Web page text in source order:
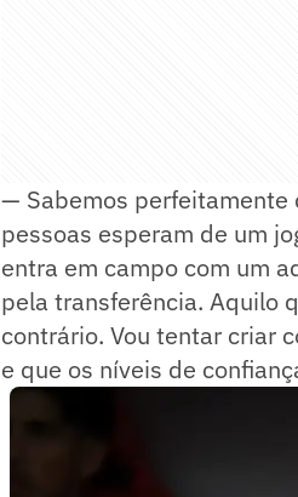
— Sabemos perfeitamente
pessoas esperam de um
entra em campo com um
pela transferência. Aquilo
contrário. Vou tentar criar
e que os níveis de